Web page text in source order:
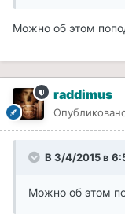
Можно об этом
raddimus
В 3/4/2015 в
Можно об этом